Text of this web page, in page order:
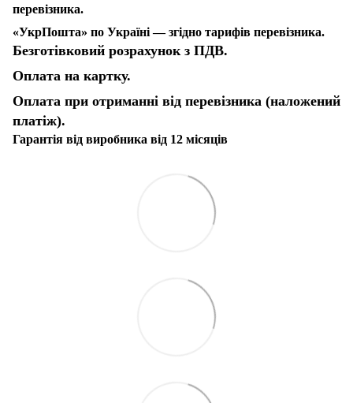
перевізника.
«УкрПошта» по Україні — згідно тарифів перевізника.
Безготівковий розрахунок з ПДВ.
Оплата на картку.
Оплата при отриманні від перевізника (наложений
платіж).
Гарантія від виробника від 12 місяців